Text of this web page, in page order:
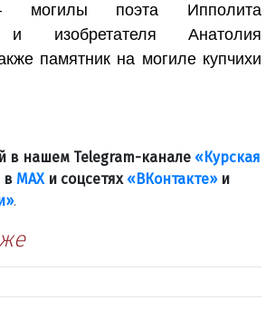
могилы поэта Ипполита
и изобретателя Анатолия
памятник на могиле купчихи
в нашем Telegram-канале «Курская
в МАХи соцсетях «ВКонтакте»и
.